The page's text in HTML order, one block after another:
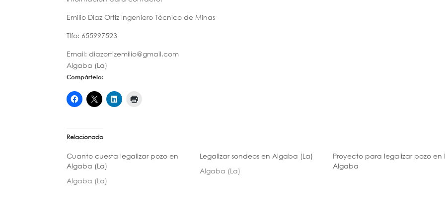
Emilio Díaz Ortiz Ingeniero Técnico de Minas
Tlfo: 655997523
Email: diazortizemilio@gmail.com
Algaba (La)
Compártelo:
Relacionado
Cuanto cuesta legalizar pozo en
Algaba (La)
Algaba (La)
Legalizar sondeos en Algaba (La)
Algaba (La)
Proyecto para legalizar pozo en
Algaba